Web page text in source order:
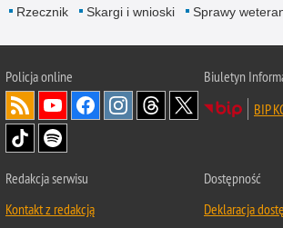
Rzecznik Skargi i wnioski Sprawy
Policjaonline
Biuletyn
BIP
Redakcja serwisu
Kontakt z redakcją
Dostępność
Deklaracja